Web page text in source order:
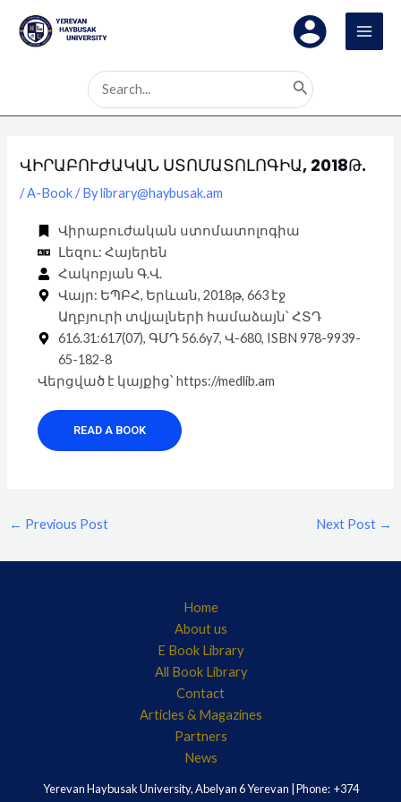
content
Search
for:
ՎԻՐԱԲՈՒԺԱԿԱՆ ՍՏՈՄԱՏՈԼՈԳԻԱ, 2018Թ.
/A-Book/ Bylibrary@haybusak.am
Վիրաբուժական ստոմատոլոգիա
Լեզու: Հայերեն
Հակոբյան Գ.Վ.
Վայր: ԵՊԲՀ, Երևան, 2018թ, 663 էջ
Աղբյուրի տվյալների համաձայն՝ ՀՏԴ
616.31:617(07), ԳՄԴ 56.6y7, Վ-680, ISBN 978-9939-
65-182-8
Վերցված է կայքից՝ https://medlib.am
READ A BOOK
navigation
← Previous Post Next Post →
Home
About us
E Book Library
All Book Library
Contact
Articles & Magazines
Partners
News
Yerevan Haybusak University, Abelyan 6 Yerevan | Phone: +374